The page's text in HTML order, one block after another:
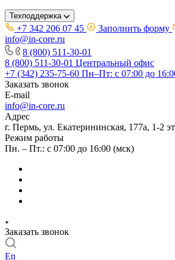
Техподдержка
+7 342 206 07 45 Заполнить форму
info@in-core.ru
8 (800) 511-30-01
8 (800) 511-30-01 Центральный офис
+7 (342) 235-75-60 Пн–Пт: с 07:00 до
Заказать звонок
E-mail
info@in-core.ru
Адрес
г. Пермь, ул. ​Екатерининская, 177а, ​1-2
Режим работы
Пн. – Пт.: с 07:00 до 16:00 (мск)
Заказать звонок
En